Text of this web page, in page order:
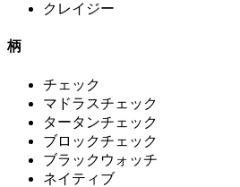
クレイジー
柄
チェック
マドラスチェック
タータンチェック
ブロックチェック
ブラックウォッチ
ネイティブ